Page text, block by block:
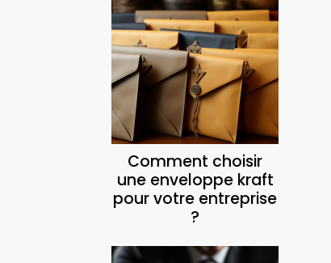
Comment choisir
une enveloppe kraft
pour votre entreprise
?